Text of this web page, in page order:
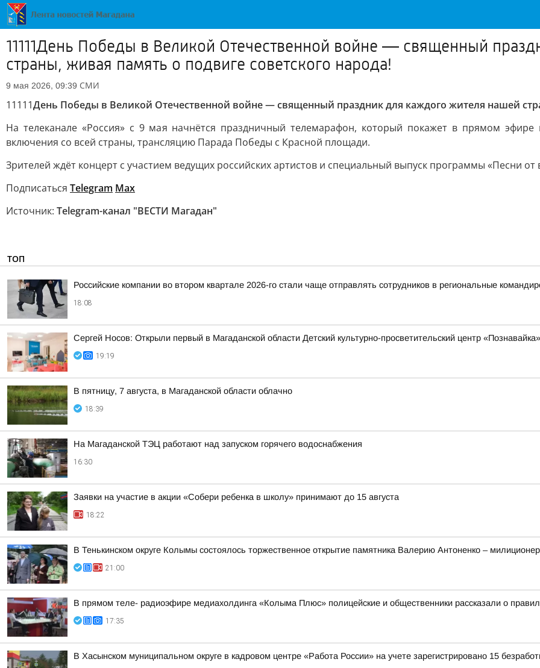
11111День Победы в Великой Отечественной войне — священный
страны, живая память о подвиге советского народа!
9 мая 2026, 09:39 СМИ
11111День Победы в Великой Отечественной войне — священный праздник для каждого жителя нашей
На телеканале «Россия» с 9 мая начнётся праздничный телемарафон, который покажет в прямом эфире
включения со всей страны, трансляцию Парада Победы с Красной площади.
Зрителей ждёт концерт с участием ведущих российских артистов и специальный выпуск программы «Песни от
Подписаться Telegram Max
Источник: Telegram-канал "ВЕСТИ Магадан"
ТОП
Российские компании во втором квартале 2026-го стали чаще отправлять сотрудников в региональные
18:08
Сергей Носов: Открыли первый в Магаданской области Детский культурно-просветительский центр
19:19
В пятницу, 7 августа, в Магаданской области облачно
18:39
На Магаданской ТЭЦ работают над запуском горячего водоснабжения
16:30
Заявки на участие в акции «Собери ребенка в школу» принимают до 15 августа
18:22
В Тенькинском округе Колымы состоялось торжественное открытие памятника Валерию Антоненко –
21:00
В прямом теле- радиоэфире медиахолдинга «Колыма Плюс» полицейские и общественники рассказали о
17:35
В Хасынском муниципальном округе в кадровом центре «Работа России» на учете зарегистрировано 15